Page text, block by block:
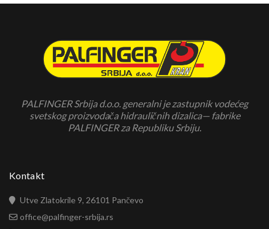
PALFINGER Srbija d.o.o. generalni je zastupnik vodećeg
svetskog proizvodača hidrauličnih dizalica— fabrike
PALFINGER za Republiku Srbiju.
Kontakt
Utve Zlatokrile 9, 26101 Pančevo
office@palfinger-srbija.rs